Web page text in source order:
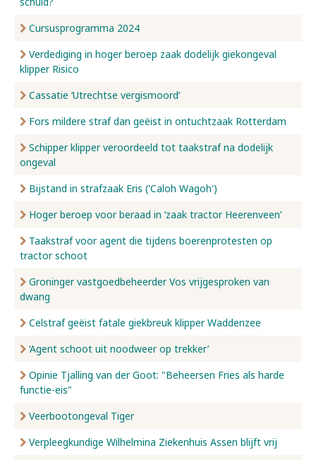
Cursusprogramma 2024
Verdediging in hoger beroep zaak dodelijk giekongeval
klipper Risico
Cassatie ‘Utrechtse vergismoord’
Fors mildere straf dan geëist in ontuchtzaak Rotterdam
Schipper klipper veroordeeld tot taakstraf na dodelijk
ongeval
Bijstand in strafzaak Eris ('Caloh Wagoh')
Hoger beroep voor beraad in ‘zaak tractor Heerenveen’
Taakstraf voor agent die tijdens boerenprotesten op
tractor schoot
Groninger vastgoedbeheerder Vos vrijgesproken van
dwang
Celstraf geëist fatale giekbreuk klipper Waddenzee
‘Agent schoot uit noodweer op trekker’
Opinie Tjalling van der Goot: "Beheersen Fries als harde
functie-eis"
Veerbootongeval Tiger
Verpleegkundige Wilhelmina Ziekenhuis Assen blijft vrij